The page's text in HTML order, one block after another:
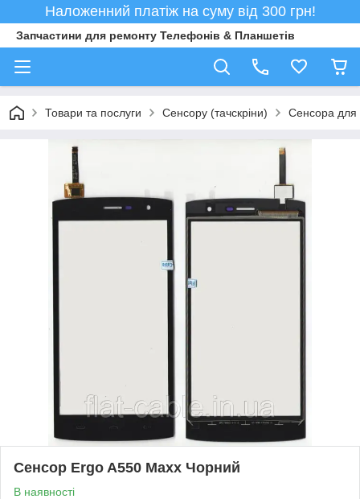
Наложенний платіж на суму від 300 грн!
Запчастини для ремонту Телефонів & Планшетів
Товари та послуги Сенсору (тачскріни) Сенсора для
Сенсор Ergo A550 Maxx Чорний
В наявності